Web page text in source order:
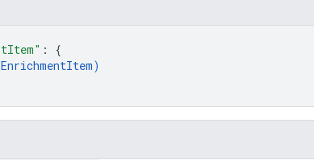
: {
EnrichmentItem)